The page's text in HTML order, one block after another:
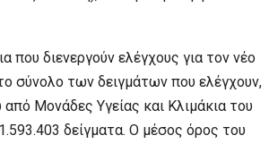
που διενεργούν ελέγχους για τον νέο
σύνολο των δειγμάτων που ελέγχουν,
Μονάδες Υγείας και Κλιμάκια του
δείγματα. O μέσος όρος του